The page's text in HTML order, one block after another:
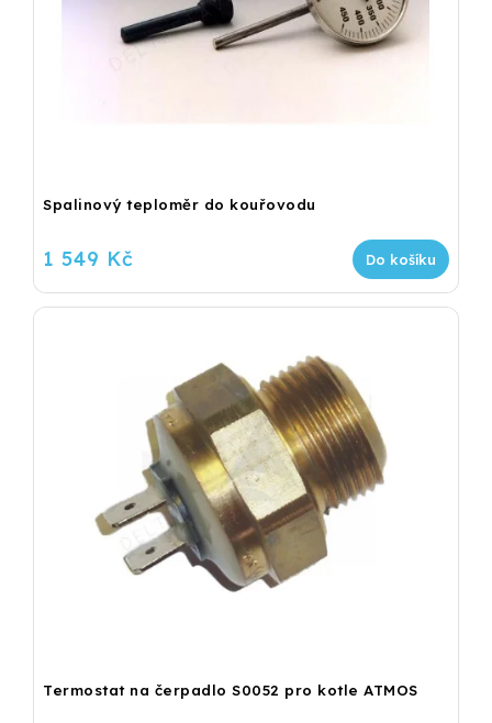
Spalinový teploměr do kouřovodu
1 549 Kč Do košíku
Termostat na čerpadlo S0052 pro kotle ATMOS